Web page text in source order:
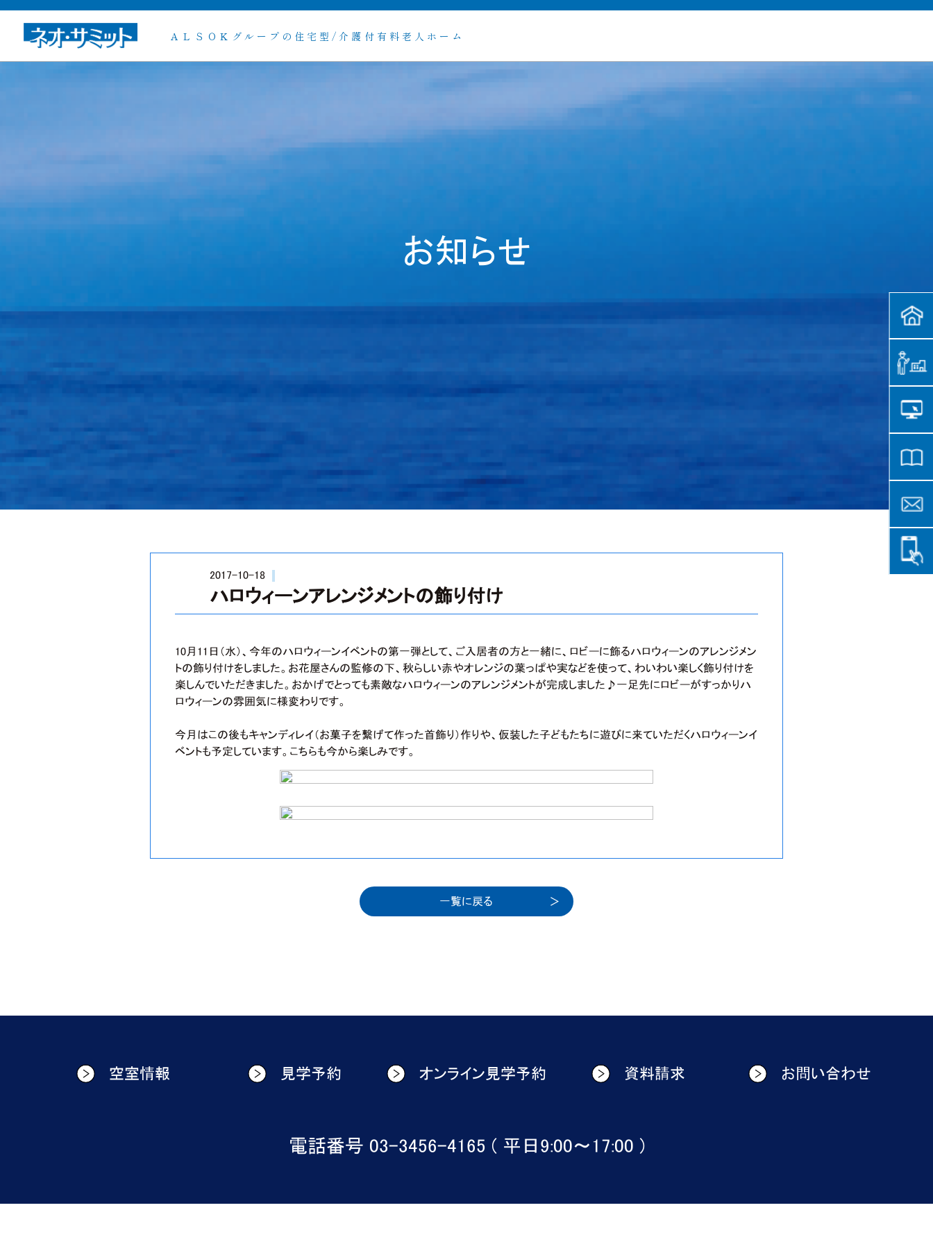
ＡＬＳＯＫグループの住宅型/介護付有料老人ホーム
お知らせ
2017-10-18
ハロウィーンアレンジメントの飾り付け
10月11日（水）、今年のハロウィーンイベントの第一弾として、ご入居者の方と一緒に、ロビーに飾るハロウィーンのアレンジメン
トの飾り付けをしました。お花屋さんの監修の下、秋らしい赤やオレンジの葉っぱや実などを使って、わいわい楽しく飾り付けを
楽しんでいただきました。おかげでとっても素敵なハロウィーンのアレンジメントが完成しました♪一足先にロビーがすっかりハ
ロウィーンの雰囲気に様変わりです。
今月はこの後もキャンディレイ（お菓子を繋げて作った首飾り）作りや、仮装した子どもたちに遊びに来ていただくハロウィーンイ
ベントも予定しています。こちらも今から楽しみです。
一覧に戻る
空室情報 見学予約 オンライン見学予約 資料請求 お問い合わせ
電話番号 03-3456-4165 ( 平日9:00〜17:00 )